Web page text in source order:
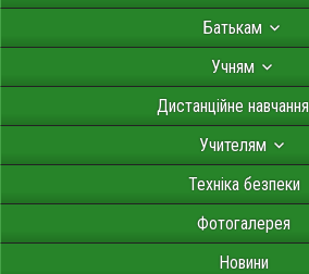
Батькам
Учням
Дистанційне навчання
Учителям
Техніка безпеки
Фотогалерея
Новини